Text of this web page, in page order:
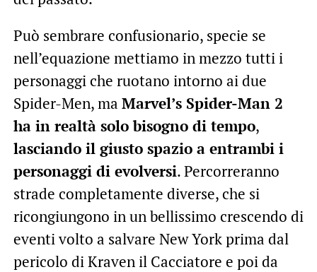
Può sembrare confusionario, specie se
nell’equazione mettiamo in mezzo tutti i
personaggi che ruotano intorno ai due
Spider-Men, ma Marvel’s Spider-Man 2
ha in realtà solo bisogno di tempo,
lasciando il giusto spazio a entrambi i
personaggi di evolversi. Percorreranno
strade completamente diverse, che si
ricongiungono in un bellissimo crescendo di
eventi volto a salvare New York prima dal
pericolo di Kraven il Cacciatore e poi da